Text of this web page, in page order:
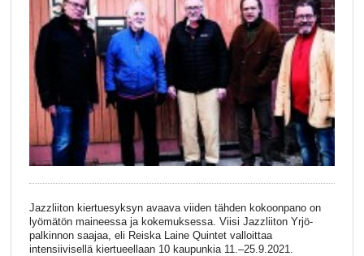
Jazzliiton kiertuesyksyn avaava viiden tähden kokoonpano on
lyömätön maineessa ja kokemuksessa. Viisi Jazzliiton Yrjö-
palkinnon saajaa, eli Reiska Laine Quintet valloittaa
intensiivisellä kiertueellaan 10 kaupunkia 11.–25.9.2021.